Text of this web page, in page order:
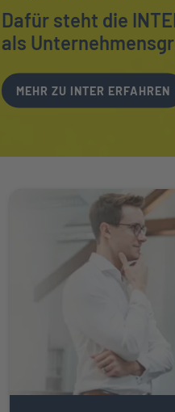
Dafür steht die
als
MEHR ZU INTER ERFAHREN
Weiter zu Ihr